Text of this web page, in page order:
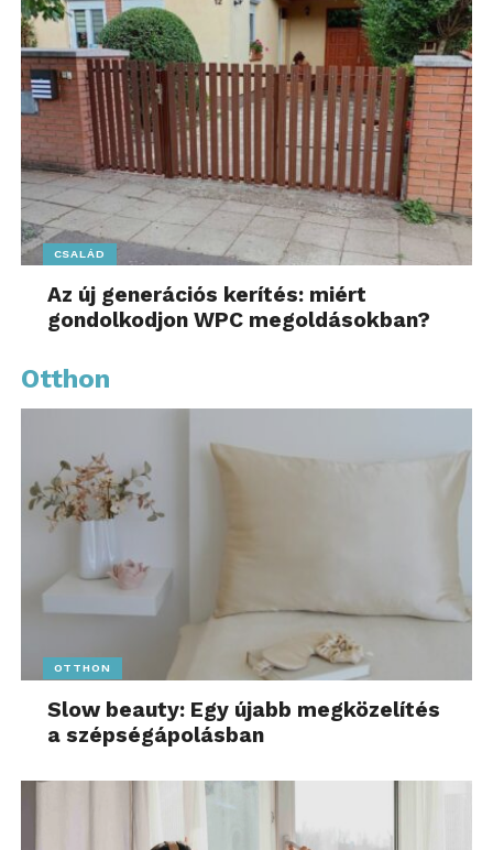
CSALÁD
Az új generációs kerítés: miért
gondolkodjon WPC megoldásokban?
Otthon
OTTHON
Slow beauty: Egy újabb megközelítés
a szépségápolásban